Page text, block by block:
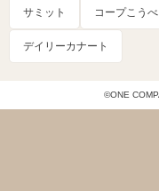
サミット コープこうべ
デイリーカナート
©ONE